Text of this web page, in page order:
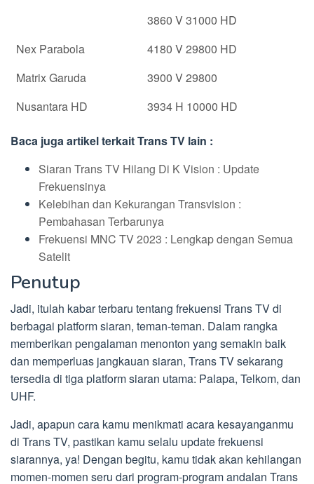
3860 V 31000 HD
Nex Parabola
4180 V 29800 HD
Matrix Garuda
3900 V 29800
Nusantara HD
3934 H 10000 HD
Baca juga artikel terkait Trans TV lain :
Siaran Trans TV Hilang Di K Vision : Update
Frekuensinya
Kelebihan dan Kekurangan Transvision :
Pembahasan Terbarunya
Frekuensi MNC TV 2023 : Lengkap dengan Semua
Satelit
Penutup
Jadi, itulah kabar terbaru tentang frekuensi Trans TV di
berbagai platform siaran, teman-teman. Dalam rangka
memberikan pengalaman menonton yang semakin baik
dan memperluas jangkauan siaran, Trans TV sekarang
tersedia di tiga platform siaran utama: Palapa, Telkom, dan
UHF.
Jadi, apapun cara kamu menikmati acara kesayanganmu
di Trans TV, pastikan kamu selalu update frekuensi
siarannya, ya! Dengan begitu, kamu tidak akan kehilangan
momen-momen seru dari program-program andalan Trans